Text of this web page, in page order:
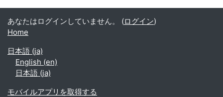
あなたはログインしていません。 (ログイン)
Home
日本語 ‎(ja)‎
English ‎(en)‎
日本語 ‎(ja)‎
モバイルアプリを取得する